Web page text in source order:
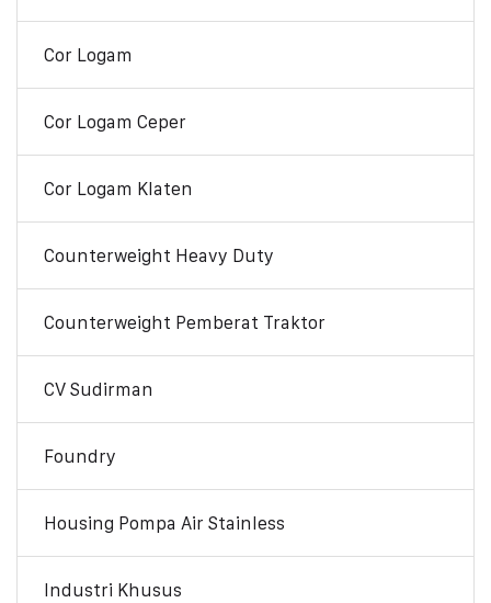
Cor Logam
Cor Logam Ceper
Cor Logam Klaten
Counterweight Heavy Duty
Counterweight Pemberat Traktor
CV Sudirman
Foundry
Housing Pompa Air Stainless
Industri Khusus